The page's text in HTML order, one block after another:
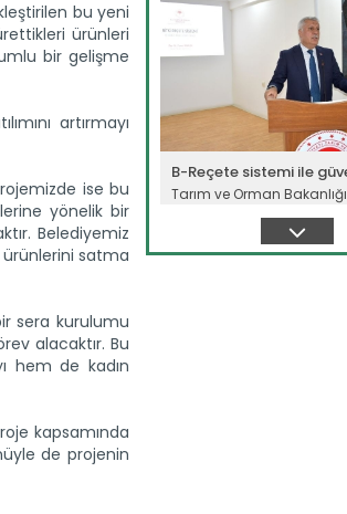
bu yeni
ürünleri
bir gelişme
artırmayı
ise bu
yönelik bir
Belediyemiz
satma
sera kurulumu
alacaktır. Bu
hem de kadın
kapsamında
de projenin
B-Reçete sistemi ile
Tarım ve Orman